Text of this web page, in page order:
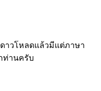
าวโหลดแล้วมีแต่ภาษา
ท่านครับ